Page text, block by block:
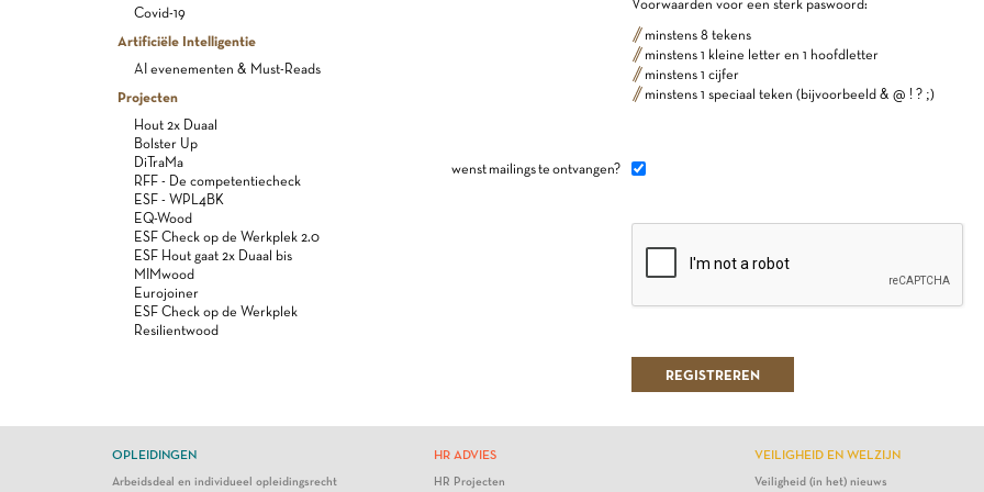
Covid-19
Artificiële Intelligentie
AI evenementen & Must-Reads
Projecten
Hout 2x Duaal
Bolster Up
DiTraMa
RFF - De competentiecheck
ESF - WPL4BK
EQ-Wood
ESF Check op de Werkplek 2.0
ESF Hout gaat 2x Duaal bis
MIMwood
Eurojoiner
ESF Check op de Werkplek
Resilientwood
Voorwaarden voor een sterk paswoord:
minstens 8 tekens
minstens 1 kleine letter en 1 hoofdletter
minstens 1 cijfer
minstens 1 speciaal teken (bijvoorbeeld & @ ! ? ;)
wenst mailings te ontvangen?
OPLEIDINGEN
Arbeidsdeal en individueel opleidingsrecht
HR ADVIES
HR Projecten
VEILIGHEID EN WELZIJN
Veiligheid (in het) nieuws